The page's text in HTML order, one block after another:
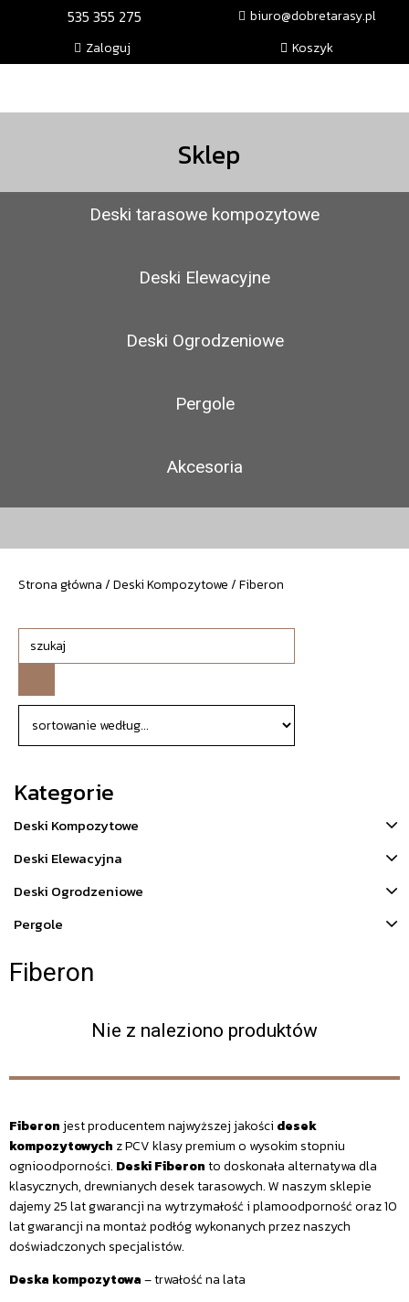
535 355 275
biuro@dobretarasy.pl
Zaloguj
Koszyk
Sklep
Deski tarasowe kompozytowe
Deski Elewacyjne
Deski Ogrodzeniowe
Pergole
Akcesoria
Strona główna/Deski Kompozytowe/ Fiberon
Kategorie
Deski Kompozytowe
Deski Elewacyjna
Deski Ogrodzeniowe
Pergole
Fiberon
Nie z naleziono produktów
Fiberon jest producentem najwyższej jakości desek
kompozytowych z PCV klasy premium o wysokim stopniu
ognioodporności. Deski Fiberonto doskonała alternatywa dla
klasycznych, drewnianych desek tarasowych. W naszym sklepie
dajemy 25 lat gwarancji na wytrzymałość i plamoodporność oraz 10
lat gwarancji na montaż podłóg wykonanych przez naszych
doświadczonych specjalistów.
Deska kompozytowa– trwałość na lata